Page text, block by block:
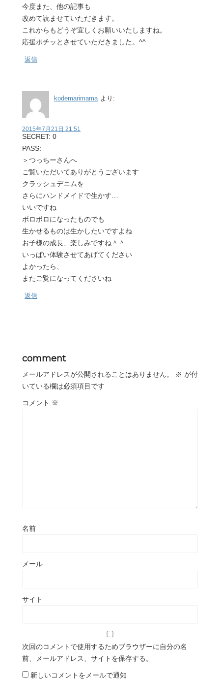
今度また、他の記事も
改めて読ませていただきます。
これからもどうぞ宜しくお願いいたしますね。
応援ポチッとさせていただきました。^^
返信
kodemarimama より:
2015年7月21日 21:51
SECRET: 0
PASS:
＞つっちーさんへ
ご覧いただいてありがとうございます
クラッシュデニムを
さらにハンドメイドで生かす…
いいですね
ボロボロになったものでも
生かせるものは生かしたいですよね
お子様の成長、楽しみですね＾＾
いっぱい体験させてあげてください
よかったら、
またご覧になってくださいね
返信
comment
メールアドレスが公開されることはありません。 ※ が付
いている欄は必須項目です
コメント ※
名前
メール
サイト
次回のコメントで使用するためブラウザーに自分の名
前、メールアドレス、サイトを保存する。
新しいコメントをメールで通知